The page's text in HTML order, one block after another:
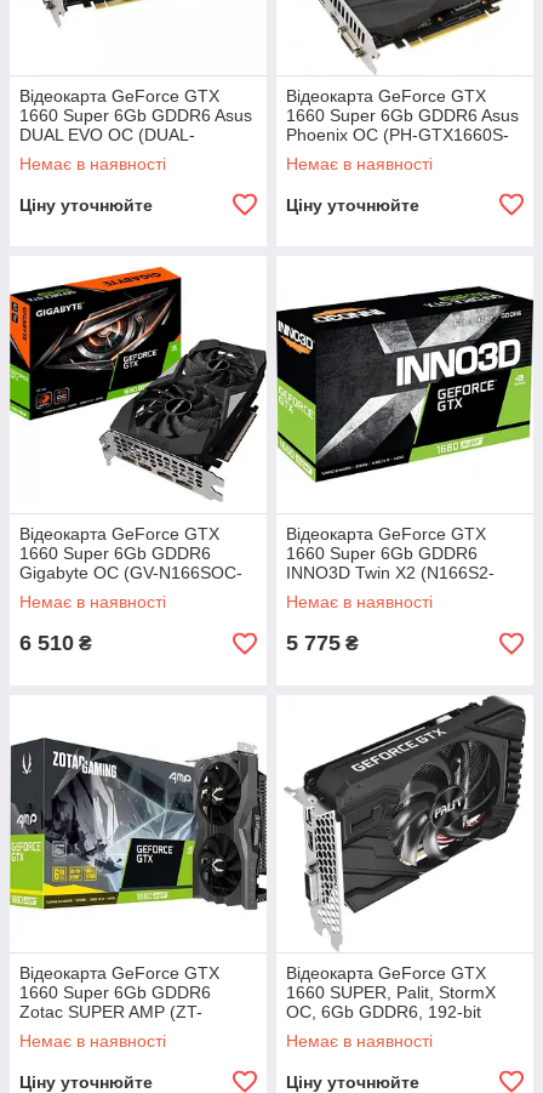
Відеокарта GeForce GTX
1660 Super 6Gb GDDR6 Asus
DUAL EVO OC (DUAL-
GTX1660S-O6G-EVO)
Refurbished
Немає в наявності
Ціну уточнюйте
Відеокарта GeForce GTX
1660 Super 6Gb GDDR6 Asus
Phoenix OC (PH-GTX1660S-
O6G) Refurbished
Немає в наявності
Ціну уточнюйте
Відеокарта GeForce GTX
1660 Super 6Gb GDDR6
Gigabyte OC (GV-N166SOC-
6GD) Refurbished
Немає в наявності
6 510 ₴
Відеокарта GeForce GTX
1660 Super 6Gb GDDR6
INNO3D Twin X2 (N166S2-
06D6-1712VA15L)
Немає в наявності
5 775 ₴
Відеокарта GeForce GTX
1660 Super 6Gb GDDR6
Zotac SUPER AMP (ZT-
T16620D-10M)
Немає в наявності
Ціну уточнюйте
Відеокарта GeForce GTX
1660 SUPER, Palit, StormX
OC, 6Gb GDDR6, 192-bit
(NE6166SS18J9-161F)
Refurbished
Немає в наявності
Ціну уточнюйте